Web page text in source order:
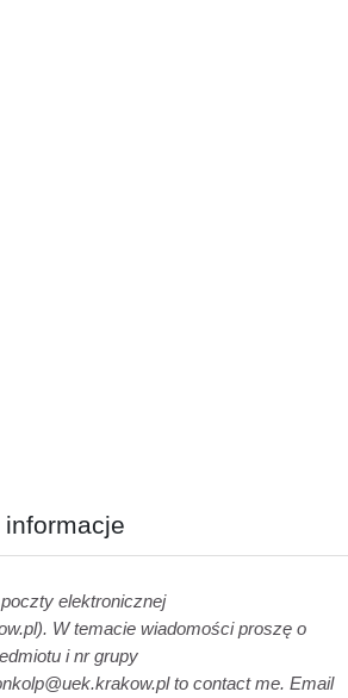
elektronicznej
W temacie wiadomości proszę o
i nr grupy
to contact me. Email